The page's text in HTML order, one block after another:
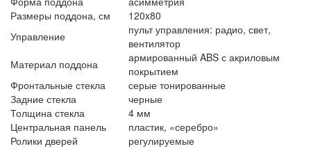
Размеры поддона, см
120x80
Управление
пульт управления: радио, свет,
вентилятор
Материал поддона
армированный ABS с акриловым
покрытием
Фронтальные стекла
серые тонированные
Задние стекла
черные
Толщина стекла
4 мм
Центральная панель
пластик, «серебро»
Ролики дверей
регулируемые